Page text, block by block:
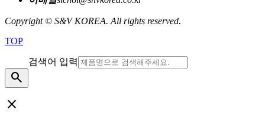
Copyright © S&V KOREA. All rights reserved.
TOP
검색어 입력
search
close